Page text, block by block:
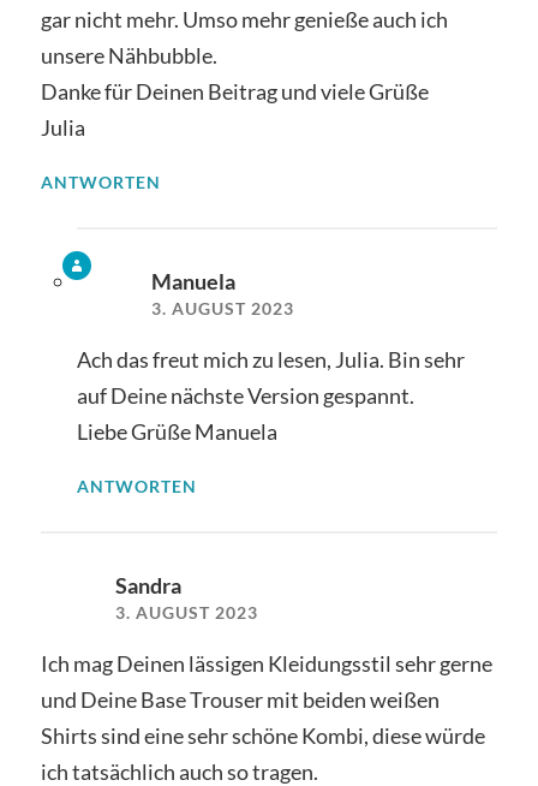
gar nicht mehr. Umso mehr genieße auch ich
unsere Nähbubble.
Danke für Deinen Beitrag und viele Grüße
Julia
ANTWORTEN
Manuela
3. AUGUST 2023
Ach das freut mich zu lesen, Julia. Bin sehr
auf Deine nächste Version gespannt.
Liebe Grüße Manuela
ANTWORTEN
Sandra
3. AUGUST 2023
Ich mag Deinen lässigen Kleidungsstil sehr gerne
und Deine Base Trouser mit beiden weißen
Shirts sind eine sehr schöne Kombi, diese würde
ich tatsächlich auch so tragen.